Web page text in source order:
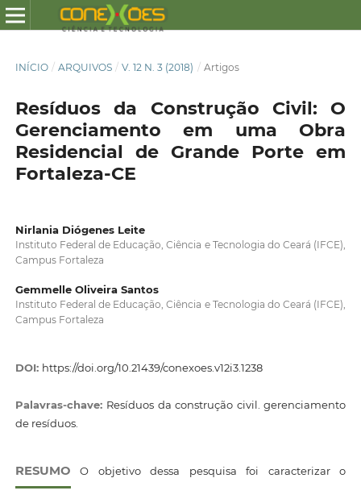
INÍCIO / ARQUIVOS / V. 12 N. 3 (2018) / Artigos
Resíduos da Construção Civil: O
Gerenciamento em uma Obra
Residencial de Grande Porte em
Fortaleza-CE
Nirlania Diógenes Leite
Instituto Federal de Educação, Ciência e Tecnologia do Ceará (IFCE),
Campus Fortaleza
Gemmelle Oliveira Santos
Instituto Federal de Educação, Ciência e Tecnologia do Ceará (IFCE),
Campus Fortaleza
DOI: https://doi.org/10.21439/conexoes.v12i3.1238
Palavras-chave: Resíduos da construção civil. gerenciamento
de resíduos.
RESUMO O objetivo dessa pesquisa foi caracterizar o